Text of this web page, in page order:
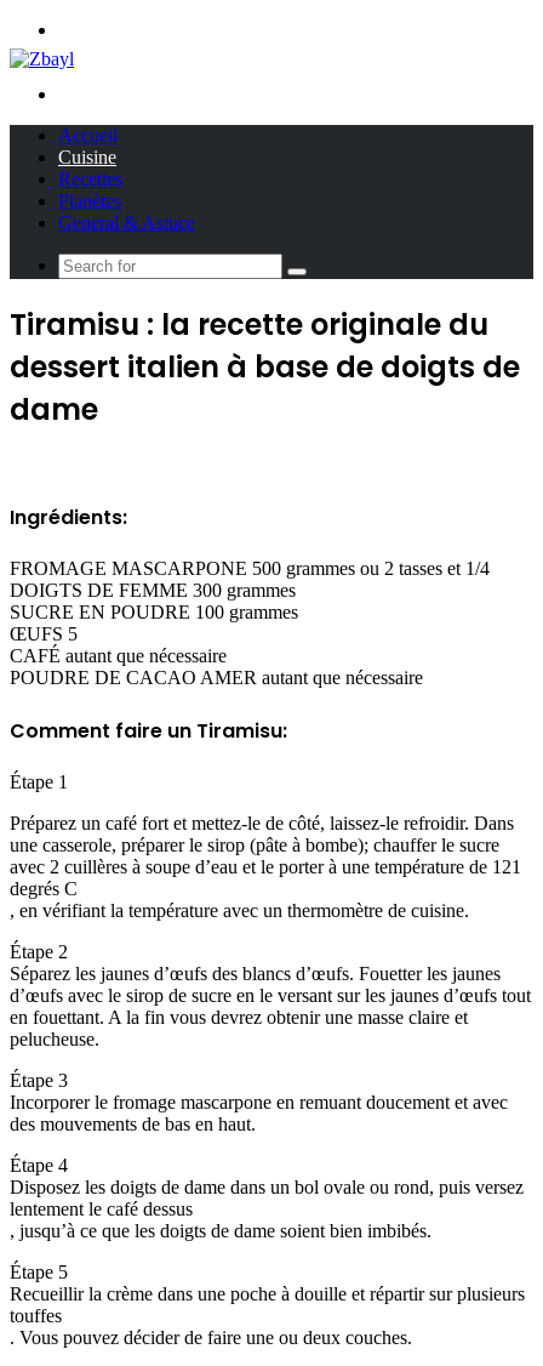
Accueil
Cuisine
Recettes
Planètes
General & Astuce
Search
Tiramisu : la recette originale du
dessert italien à base de doigts de
dame
Ingrédients:
FROMAGE MASCARPONE 500 grammes ou 2 tasses et 1/4
DOIGTS DE FEMME 300 grammes
SUCRE EN POUDRE 100 grammes
ŒUFS 5
CAFÉ autant que nécessaire
POUDRE DE CACAO AMER autant que nécessaire
Comment faire un Tiramisu:
Étape 1
Préparez un café fort et mettez-le de côté, laissez-le refroidir. Dans
une casserole, préparer le sirop (pâte à bombe); chauffer le sucre
avec 2 cuillères à soupe d’eau et le porter à une température de 121
degrés C
, en vérifiant la température avec un thermomètre de cuisine.
Étape 2
Séparez les jaunes d’œufs des blancs d’œufs. Fouetter les jaunes
d’œufs avec le sirop de sucre en le versant sur les jaunes d’œufs tout
en fouettant. A la fin vous devrez obtenir une masse claire et
pelucheuse.
Étape 3
Incorporer le fromage mascarpone en remuant doucement et avec
des mouvements de bas en haut.
Étape 4
Disposez les doigts de dame dans un bol ovale ou rond, puis versez
lentement le café dessus
, jusqu’à ce que les doigts de dame soient bien imbibés.
Étape 5
Recueillir la crème dans une poche à douille et répartir sur plusieurs
touffes
. Vous pouvez décider de faire une ou deux couches.